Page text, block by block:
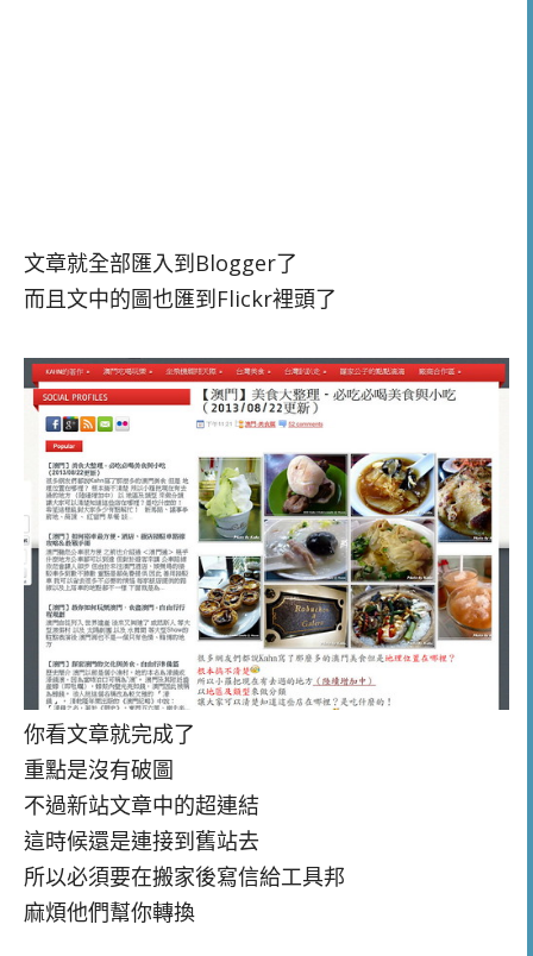
文章就全部匯入到Blogger了
而且文中的圖也匯到Flickr裡頭了
你看文章就完成了
重點是沒有破圖
不過新站文章中的超連結
這時候還是連接到舊站去
所以必須要在搬家後寫信給工具邦
麻煩他們幫你轉換